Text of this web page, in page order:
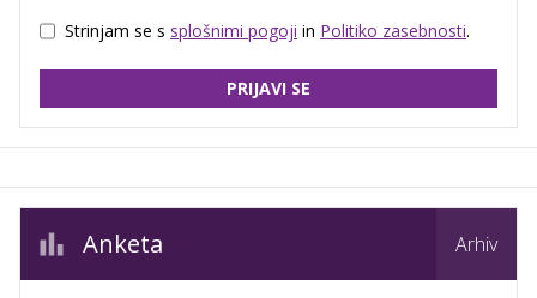
Strinjam se s splošnimi pogoji in Politiko zasebnosti.
PRIJAVI SE
Anketa Arhiv